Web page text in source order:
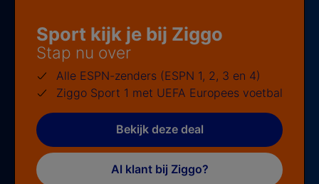
Sport kijk je bij Ziggo
Stap nu over
Alle ESPN-zenders (ESPN 1, 2, 3 en 4)
Ziggo Sport 1 met UEFA Europees voetbal
Bekijk deze deal
Al klant bij Ziggo?